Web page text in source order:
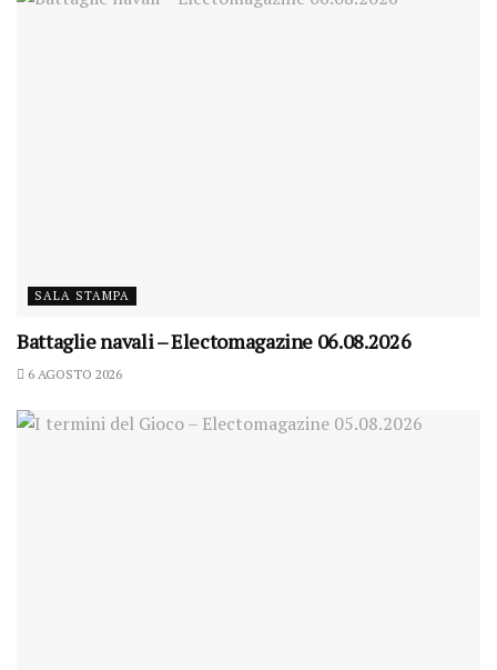
SALA STAMPA
Battaglie navali – Electomagazine 06.08.2026
6 AGOSTO 2026